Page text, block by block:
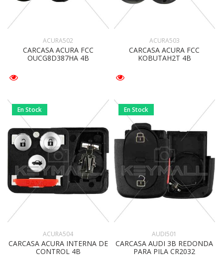
ACURA502
CARCASA ACURA FCC
OUCG8D387HA 4B
ACURA503
CARCASA ACURA FCC
KOBUTAH2T 4B
En Stock
ACURA504
CARCASA ACURA INTERNA DE
CONTROL 4B
En Stock
AUDI501
CARCASA AUDI 3B REDONDA
PARA PILA CR2032